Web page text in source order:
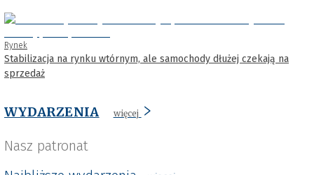
Rynek
Stabilizacja na rynku wtórnym, ale samochody dłużej czekają na
sprzedaż
WYDARZENIA więcej
Nasz patronat